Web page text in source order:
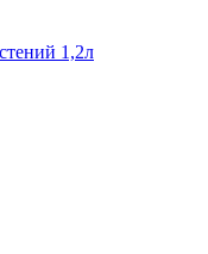
1,2л